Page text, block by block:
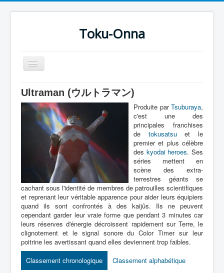
Toku-Onna
Basculer
la
Accueil
Toku-Actrices
Toku-Critiques
COSAA
Dessins
Artiste Asperger
Lexique
Série
Acteur
Ultraman (ウルトラマン)
Produite parTsuburaya,
c'est une des
principales franchises
de tokusatsuet le
premier et plus célèbre
des kyodai heroes. Ses
séries mettent en
scène des extra-
terrestres géants se
cachant sous l'identité de membres de patrouilles scientifiques
et reprenant leur véritable apparence pour aider leurs équipiers
quand ils sont confrontés à des kaijûs. Ils ne peuvent
cependant garder leur vraie forme que pendant 3 minutes car
leurs réserves d'énergie décroissent rapidement sur Terre, le
clignotement et le signal sonore du Color Timer sur leur
poitrine les avertissant quand elles deviennent trop faibles.
Classement chronologique
Classement alphabétique